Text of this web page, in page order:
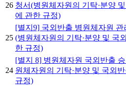
26 청서(병원체자원의 기탁·분양
에 관한 규정)
25
[별지9] 국외반출 병원체자원 관
(병원체자원의 기탁·분양 및 국
한 규정)
24
[별지 8] 병원체자원 국외반출
원체자원의 기탁·분양 및 국외
규정)